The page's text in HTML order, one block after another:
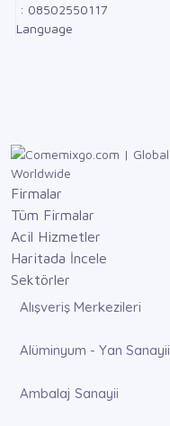
: 08502550117
Language
Firmalar
Tüm Firmalar
Acil Hizmetler
Haritada İncele
Sektörler
Alışveriş Merkezileri
Alüminyum - Yan Sanayii
Ambalaj Sanayii